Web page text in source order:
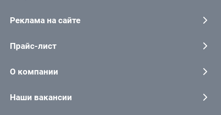
Реклама на сайте
Прайс-лист
О компании
Наши вакансии